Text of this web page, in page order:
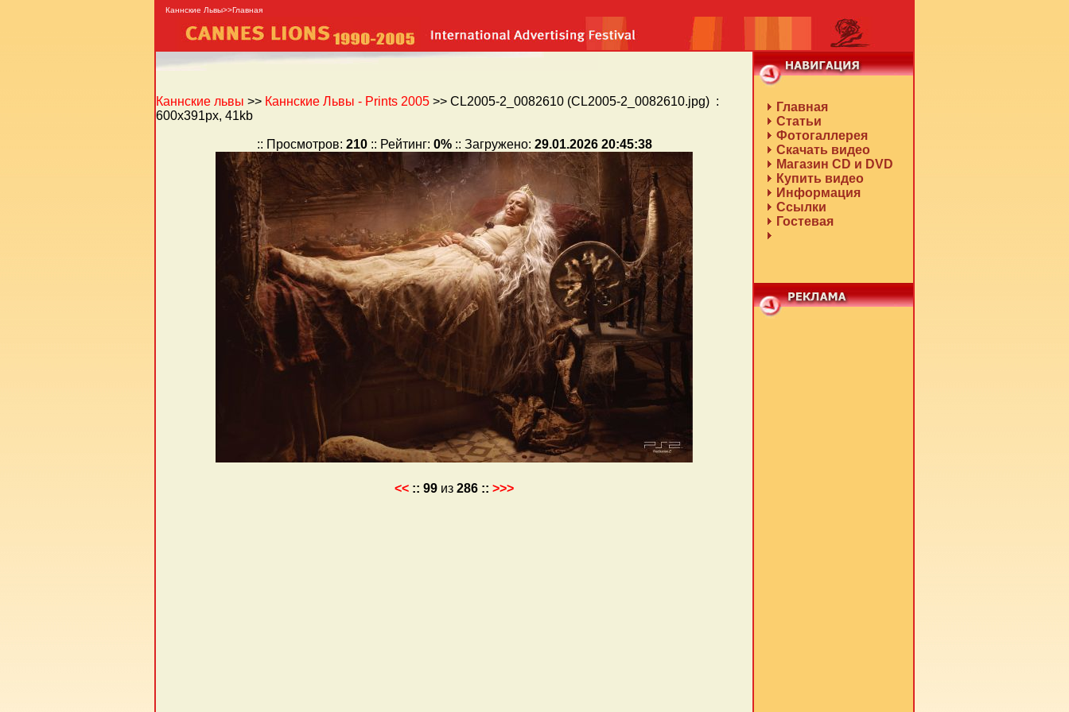
Каннские Львы>>Главная
Каннские львы >> Каннские Львы - Prints 2005 >> CL2005-2_0082610 (CL2005-2_0082610.jpg) :
600x391px, 41kb
:: Просмотров: 210:: Рейтинг: 0%:: Загружено: 29.01.2026 20:45:38
<< :: 99 из 286 :: >>>
Главная
Статьи
Фотогаллерея
Скачать видео
Магазин CD и DVD
Купить видео
Информация
Ссылки
Гостевая